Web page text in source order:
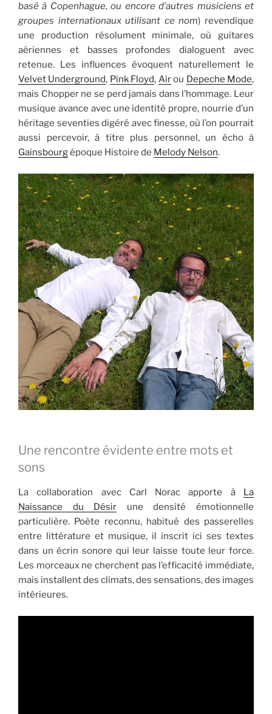
basé à Copenhague, ou encore d’autres musiciens et
groupes internationaux utilisant ce nom) revendique
une production résolument minimale, où guitares
aériennes et basses profondes dialoguent avec
retenue. Les influences évoquent naturellement le
Velvet Underground, Pink Floyd, Airou Depeche Mode,
mais Chopper ne se perd jamais dans l’hommage. Leur
musique avance avec une identité propre, nourrie d’un
héritage seventies digéré avec finesse, où l’on pourrait
aussi percevoir, à titre plus personnel, un écho à
Gainsbourgépoque Histoire de Melody Nelson.
Une rencontre évidente entre mots et
sons
La collaboration avec Carl Norac apporte à La
Naissance du Désir une densité émotionnelle
particulière. Poète reconnu, habitué des passerelles
entre littérature et musique, il inscrit ici ses textes
dans un écrin sonore qui leur laisse toute leur force.
Les morceaux ne cherchent pas l’efficacité immédiate,
mais installent des climats, des sensations, des images
intérieures.